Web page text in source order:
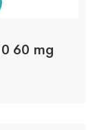
60 mg